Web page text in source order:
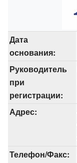
Дата
основания:
Руководитель
при
регистрации:
Адрес:
Телефон/Факс: